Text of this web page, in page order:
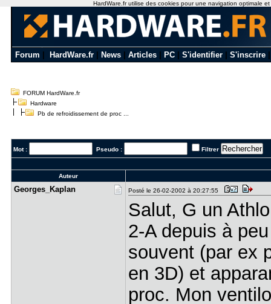
Forum HardWare.fr News Articles PC S'identifier S'inscrire
FORUM HardWare.fr
Hardware
Pb de refroidissement de proc ...
Mot : Pseudo : Filtrer
Auteur
Georges_Ka​plan Posté le 26-02-2002 à 20:27:55
Salut, G un
2-A depuis à
souvent (par ex
en 3D) et
proc. Mon
HardWare.fr utilise des cookies pour une navigation optimale